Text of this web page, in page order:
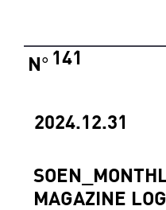
2024.12.31
MAGAZINE
141
N°